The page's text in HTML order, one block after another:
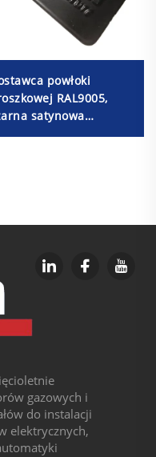
powłoki
RAL9005,
satynowa
gazowych i
do instalacji
elektrycznych,